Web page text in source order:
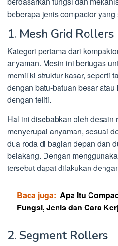
beberapa jenis compactor
1. Mesh Grid Rollers
Kategori pertama dari
anyaman. Mesin ini bertugas
memiliki struktur kasar, seperti
dengan batu-batuan besar
dengan teliti.
Hal ini disebabkan oleh desain
menyerupai anyaman, sesuai
dua roda di bagian depan dan
belakang. Dengan
tersebut dapat dilakukan
Baca juga: Apa Itu
Fungsi, Jenis dan Cara
2. Segment Rollers